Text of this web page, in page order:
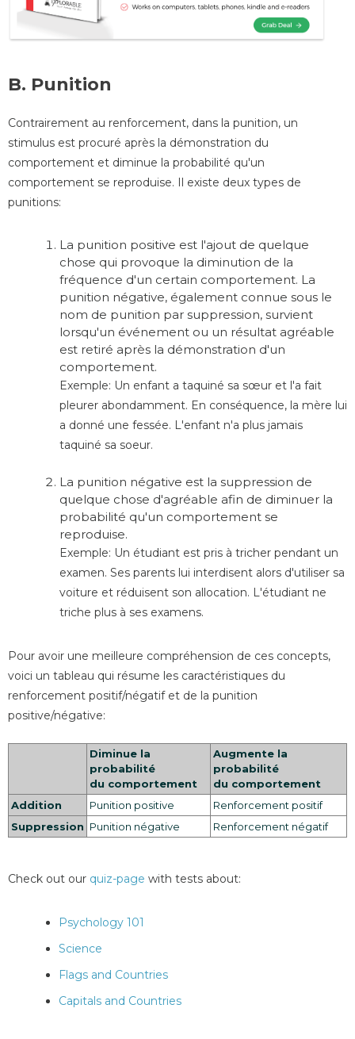
B. Punition
Contrairement au renforcement, dans la punition, un
stimulus est procuré après la démonstration du
comportement et diminue la probabilité qu'un
comportement se reproduise. Il existe deux types de
punitions:
La punition positive est l'ajout de quelque
chose qui provoque la diminution de la
fréquence d'un certain comportement. La
punition négative, également connue sous le
nom de punition par suppression, survient
lorsqu'un événement ou un résultat agréable
est retiré après la démonstration d'un
comportement.
Exemple: Un enfant a taquiné sa sœur et l'a fait
pleurer abondamment. En conséquence, la mère lui
a donné une fessée. L'enfant n'a plus jamais
taquiné sa soeur.
La punition négative est la suppression de
quelque chose d'agréable afin de diminuer la
probabilité qu'un comportement se
reproduise.
Exemple: Un étudiant est pris à tricher pendant un
examen. Ses parents lui interdisent alors d'utiliser sa
voiture et réduisent son allocation. L'étudiant ne
triche plus à ses examens.
Pour avoir une meilleure compréhension de ces concepts,
voici un tableau qui résume les caractéristiques du
renforcement positif/négatif et de la punition
positive/négative:
Diminue la
probabilité
du comportement
Augmente la
probabilité
du comportement
Addition
Punition positive
Renforcement positif
Suppression Punition négative Renforcement négatif
Check out our quiz-page with tests about:
Psychology 101
Science
Flags and Countries
Capitals and Countries